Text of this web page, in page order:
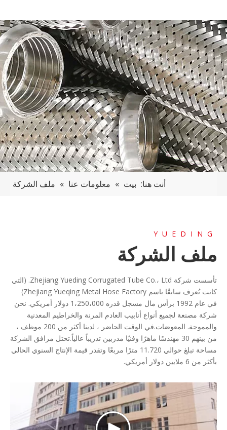
أنت هنا: بيت » معلومات عنا » ملف الشركة
YUEDING
ملف الشركة
تأسست شركة Zhejiang Yueding Corrugated Tube Co.، Ltd. (التي
كانت تُعرف سابقًا باسم Zhejiang Yueqing Metal Hose Factory)
في عام 1992 برأس مال مسجل قدره 1،250،000 دولار أمريكي. نحن
شركة مصنعة لجميع أنواع أنابيب العادم المرنة والخراطيم المعدنية
والمموجة. المعوضات.في الوقت الحاضر ، لدينا أكثر من 200 موظف ،
من بينهم 30 مهندسًا ماهرًا وفنيًا مدربين تدريباً عالياً.تحتل مرافق الشركة
مساحة تبلغ حوالي 11.720 مترًا مربعًا وتقدر قيمة الإنتاج السنوي الحالي
بأكثر من 6 ملايين دولار أمريكي.